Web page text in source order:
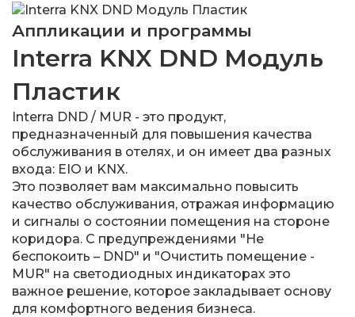
Аппликации и программы
Interra KNX DND Модуль
Пластик
Interra DND / MUR - это продукт,
предназначенный для повышения качества
обслуживания в отелях, и он имеет два разных
входа: EIO и KNX.
Это позволяет вам максимально повысить
качество обслуживания, отражая информацию
и сигналы о состоянии помещения на стороне
коридора. С предупреждениями "Не
беспокоить – DND" и "Очистить помещение -
MUR" на светодиодных индикаторах это
важное решение, которое закладывает основу
для комфортного ведения бизнеса.